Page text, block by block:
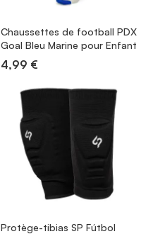
Chaussettes de football PDX
Goal Bleu Marine pour Enfant
4,99 €
Protège-tibias SP Fútbol